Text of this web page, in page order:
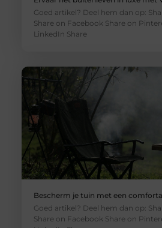
Goed artikel? Deel hem dan op:
Share on Facebook Share on
LinkedIn Share
Bescherm je tuin met een
Goed artikel? Deel hem dan op:
Share on Facebook Share on